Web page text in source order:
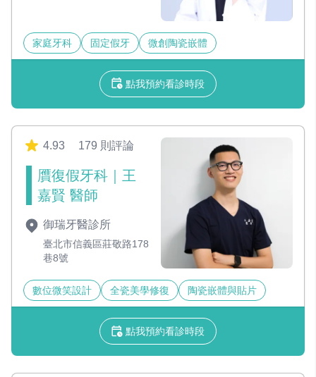
家庭牙科 固定假牙 微創陶瓷嵌體
點我預約看診時段
4.93 179 則評論
贋復假牙科｜王
嘉賢 醫師
御瑞牙醫診所
臺北市信義區莊敬路178
巷8號
數位微笑設計 全瓷美學修復 陶瓷嵌體與貼片
點我預約看診時段